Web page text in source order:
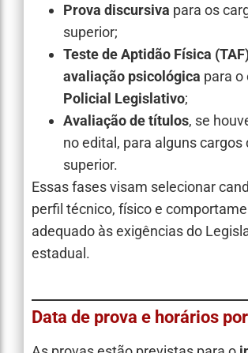
Prova discursiva para os
superior;
Teste de Aptidão Física
avaliação psicológica para o
Policial Legislativo;
Avaliação de títulos, se
no edital, para alguns cargos
superior.
Essas fases visam selecionar
perfil técnico, físico e
adequado às exigências do
estadual.
Data de prova e horários